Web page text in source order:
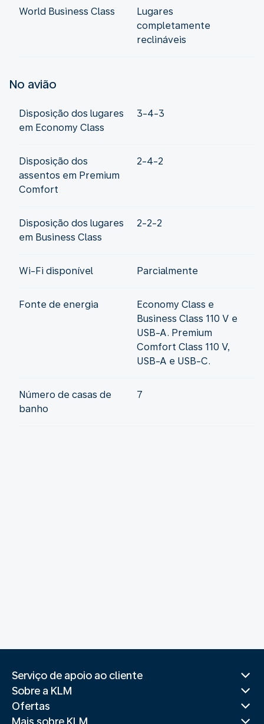
World Business Class
Lugares
completamente
reclináveis
No avião
Disposição dos lugares
em Economy Class
3-4-3
Disposição dos
assentos em Premium
Comfort
2-4-2
Disposição dos lugares
em Business Class
2-2-2
Wi-Fi disponível Parcialmente
Fonte de energia
Economy Class e
Business Class 110 V e
USB-A. Premium
Comfort Class 110 V,
USB-A e USB-C.
Número de casas de
banho
7
Serviço de apoio ao cliente
Sobre a KLM
Ofertas
Mais sobre KLM